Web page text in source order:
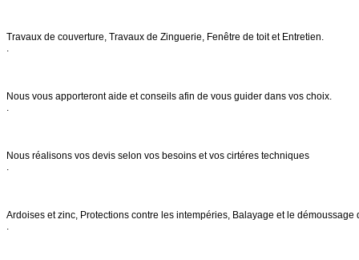
Travaux de couverture, Travaux de Zinguerie, Fenêtre de toit et Entretien.
.
Nous vous apporteront aide et conseils afin de vous guider dans vos choix.
.
Nous réalisons vos devis selon vos besoins et vos cirtéres techniques
Ardoises et zinc, Protections contre les intempéries, Balayage et le